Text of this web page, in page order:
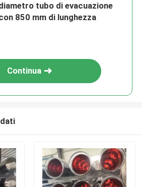
tubo di evacuazione
850 mm di lunghezza
Continua